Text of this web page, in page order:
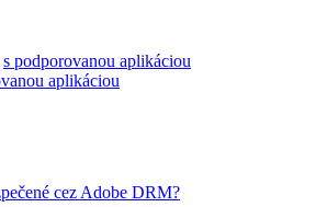
s podporovanou aplikáciou
aplikáciou
cez Adobe DRM?